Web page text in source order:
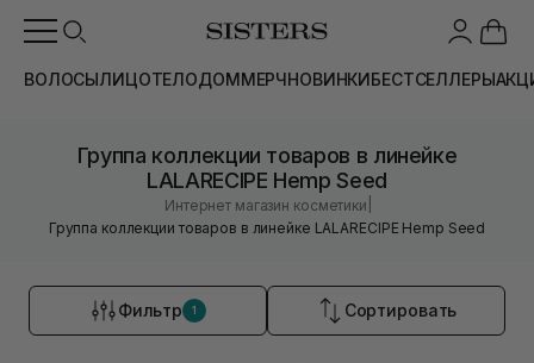
ВОЛОСЫЛИЦОТЕЛОДОММЕРЧНОВИНКИБЕСТСЕЛЛЕРЫ
Группа коллекции товаров в линейке
LALARECIPE Hemp Seed
Интернет магазин косметики
Группа коллекции товаров в линейке LALARECIPE Hemp Seed
Фильтр 1 Сортировать